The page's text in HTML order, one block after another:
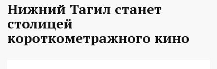
Нижний Тагил станет
столицей
короткометражного кино